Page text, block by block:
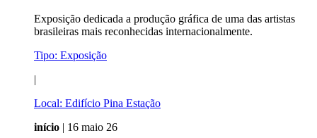
Exposição dedicada a produção gráfica de uma das artistas
brasileiras mais reconhecidas internacionalmente.
Tipo: Exposição
|
Local: Edifício Pina Estação
início | 16 maio 26